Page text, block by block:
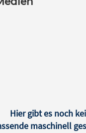
Hier gibt es noch
maschinell